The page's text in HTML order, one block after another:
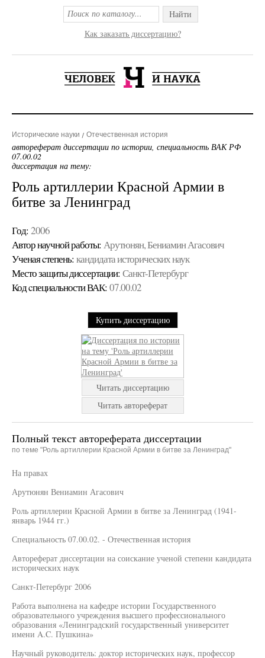
Найти
Как заказать диссертацию?
Исторические науки Отечественная история
автореферат диссертации по истории, специальность ВАК РФ
07.00.02
диссертация на тему:
Роль артиллерии Красной Армии в
битве за Ленинград
Год: 2006
Автор научной работы: Арутюнян, Бениамин Агасович
Ученая cтепень: кандидата исторических наук
Место защиты диссертации: Санкт-Петербург
Код cпециальности ВАК: 07.00.02
Купить диссертацию
Читать диссертацию
Читать автореферат
Полный текст автореферата диссертации
по теме "Роль артиллерии Красной Армии в битве за Ленинград"
На правах
Арутюнян Вениамин Агасович
Роль артиллерии Красной Армии в битве за Ленинград (1941-
январь 1944 гг.)
Специальность 07.00.02. - Отечественная история
Автореферат диссертации на соискание ученой степени кандидата
исторических наук
Санкт-Петербург 2006
Работа выполнена на кафедре истории Государственного
образовательного учреждения высшего профессионального
образования «Ленинградский государственный университет
имени A.C. Пушкина»
Научный руководитель: доктор исторических наук, профессор